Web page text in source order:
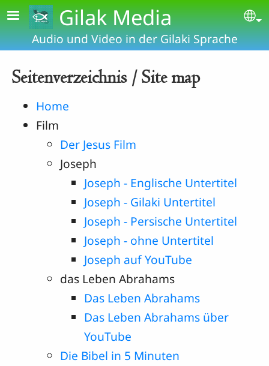
Skip to main contentGilak Media
Audio und Video in der Gilaki Sprache
Seitenverzeichnis / Site map
Home
Film
Der Jesus Film
Joseph
Joseph - Englische Untertitel
Joseph - Gilaki Untertitel
Joseph - Persische Untertitel
Joseph - ohne Untertitel
Joseph auf YouTube
das Leben Abrahams
Das Leben Abrahams
Das Leben Abrahams über
YouTube
Die Bibel in 5 Minuten